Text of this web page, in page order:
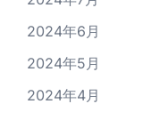
2024年6月
2024年5月
2024年4月